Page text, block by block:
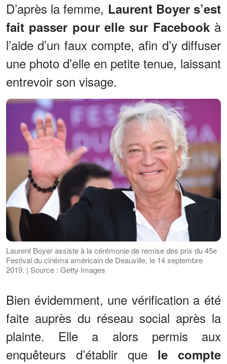
D’après la femme, Laurent Boyer s’est
fait passer pour elle sur Facebookà
l’aide d’un faux compte, afin d’y diffuser
une photo d’elle en petite tenue, laissant
entrevoir son visage.
Laurent Boyer assiste à la cérémonie de remise des prix du 45e
Festival du cinéma américain de Deauville, le 14 septembre
2019. | Source : Getty Images
Bien évidemment, une vérification a été
faite auprès du réseau social après la
plainte. Elle a alors permis aux
enquêteurs d’établir que le compte